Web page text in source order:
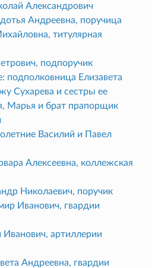
Александрович
Андреевна, поручица
титулярная
подпоручик
подполковница Елизавета
Сухарева и сестры ее
Марья и брат прапорщик
Василий и Павел
Алексеевна, коллежская
Николаевич, поручик
Иванович, гвардии
Иванович, артиллерии
Андреевна, гвардии